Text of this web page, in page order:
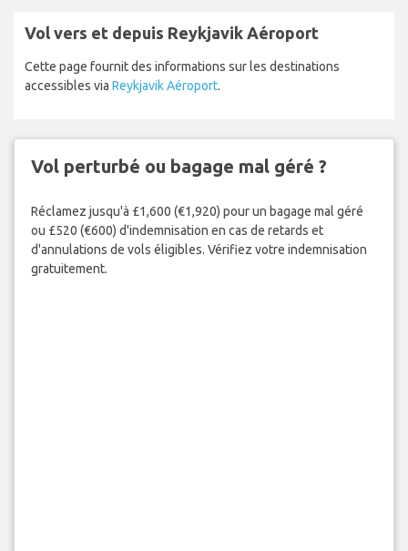
Vol vers et depuis Reykjavik Aéroport
Cette page fournit des informations sur les destinations
accessibles via Reykjavik Aéroport.
Vol perturbé ou bagage mal géré ?
Réclamez jusqu'à £1,600 (€1,920) pour un bagage mal géré
ou £520 (€600) d'indemnisation en cas de retards et
d'annulations de vols éligibles. Vérifiez votre indemnisation
gratuitement.